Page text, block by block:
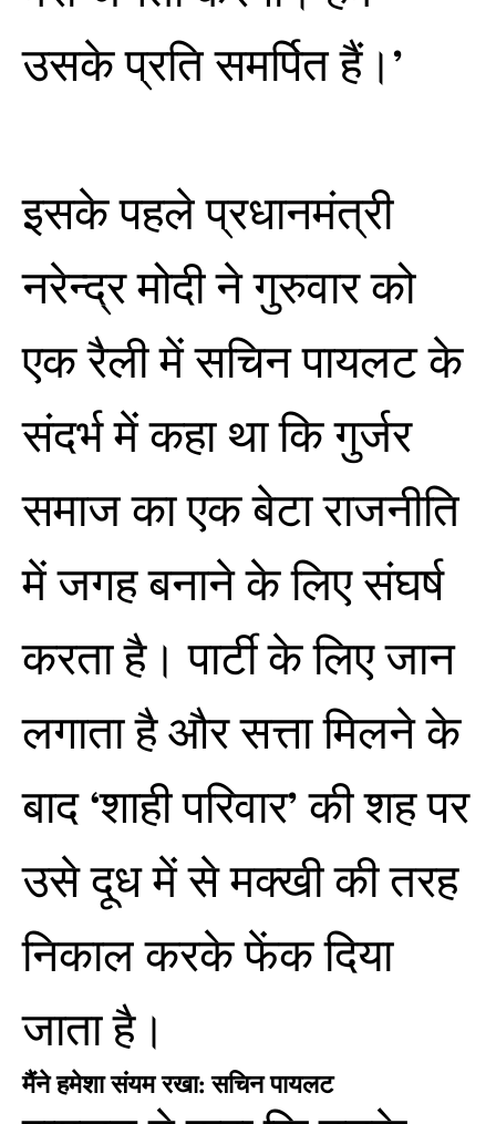
उसके प्रति समर्पित हैं।’
इसके पहले प्रधानमंत्री
नरेन्द्र मोदी ने गुरुवार को
एक रैली में सचिन पायलट के
संदर्भ में कहा था कि गुर्जर
समाज का एक बेटा राजनीति
में जगह बनाने के लिए संघर्ष
करता है। पार्टी के लिए जान
लगाता है और सत्ता मिलने के
बाद ‘शाही परिवार’ की शह पर
उसे दूध में से मक्खी की तरह
निकाल करके फेंक दिया
जाता है।
मैंने हमेशा संयम रखा: सचिन पायलट